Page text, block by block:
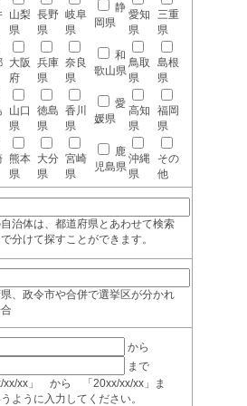
山梨
県
長野
県
岐阜
県
静
岡県
愛知
県
三重
県
大阪
府
兵庫
県
奈良
県
和
歌山県
鳥取
県
島根
県
山口
県
徳島
県
香川
県
愛
媛県
高知
県
福岡
県
熊本
県
大分
県
宮崎
県
鹿
児島県
沖縄
県
その
他
治体は、都道府県とあわせて検索
分けて探すことができます。
、政令市や合併で選挙区が分かれ
から
まで
xx/xx」 から 「20xx/xx/xx」ま
ように入力してください。